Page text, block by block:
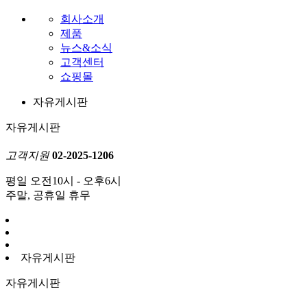
회사소개
제품
뉴스&소식
고객센터
쇼핑몰
자유게시판
자유게시판
고객지원 02-2025-1206
평일 오전10시 - 오후6시
주말, 공휴일 휴무
자유게시판
자유게시판